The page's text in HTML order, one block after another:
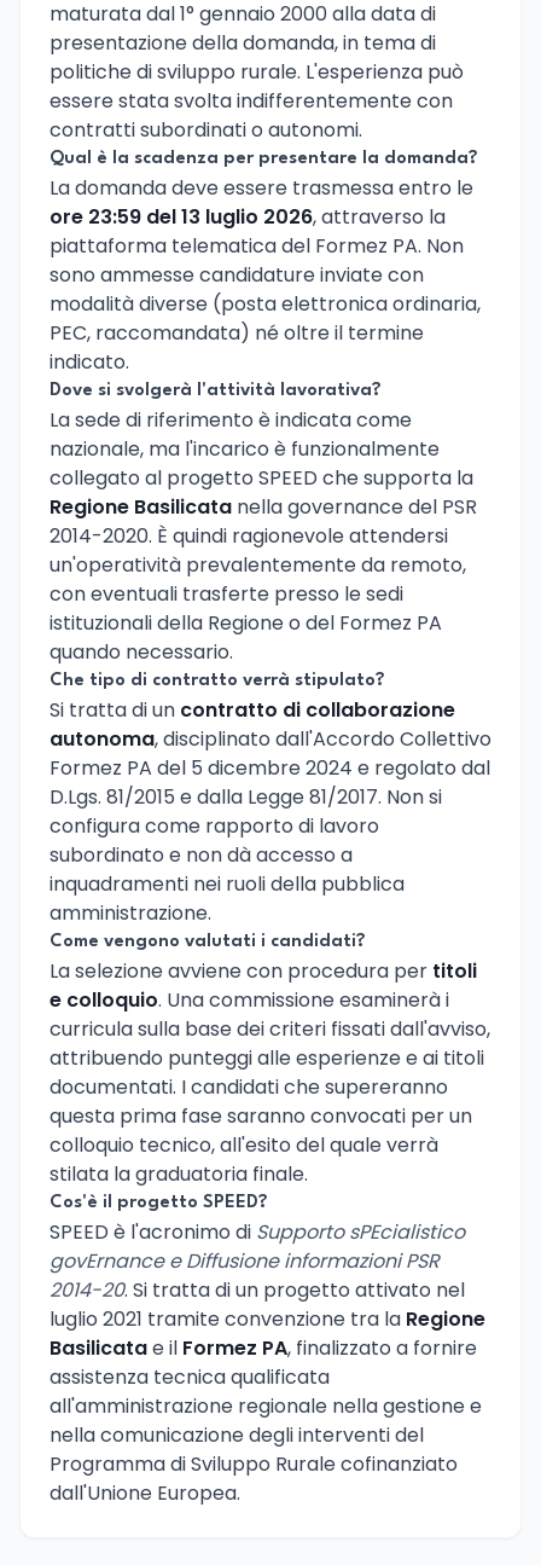
maturata dal 1° gennaio 2000 alla data di
presentazione della domanda, in tema di
politiche di sviluppo rurale. L'esperienza può
essere stata svolta indifferentemente con
contratti subordinati o autonomi.
Qual è la scadenza per presentare la domanda?
La domanda deve essere trasmessa entro le
ore 23:59 del 13 luglio 2026, attraverso la
piattaforma telematica del Formez PA. Non
sono ammesse candidature inviate con
modalità diverse (posta elettronica ordinaria,
PEC, raccomandata) né oltre il termine
indicato.
Dove si svolgerà l'attività lavorativa?
La sede di riferimento è indicata come
nazionale, ma l'incarico è funzionalmente
collegato al progetto SPEED che supporta la
Regione Basilicata nella governance del PSR
2014-2020. È quindi ragionevole attendersi
un'operatività prevalentemente da remoto,
con eventuali trasferte presso le sedi
istituzionali della Regione o del Formez PA
quando necessario.
Che tipo di contratto verrà stipulato?
Si tratta di un contratto di collaborazione
autonoma, disciplinato dall'Accordo Collettivo
Formez PA del 5 dicembre 2024 e regolato dal
D.Lgs. 81/2015 e dalla Legge 81/2017. Non si
configura come rapporto di lavoro
subordinato e non dà accesso a
inquadramenti nei ruoli della pubblica
amministrazione.
Come vengono valutati i candidati?
La selezione avviene con procedura per titoli
e colloquio. Una commissione esaminerà i
curricula sulla base dei criteri fissati dall'avviso,
attribuendo punteggi alle esperienze e ai titoli
documentati. I candidati che supereranno
questa prima fase saranno convocati per un
colloquio tecnico, all'esito del quale verrà
stilata la graduatoria finale.
Cos'è il progetto SPEED?
SPEED è l'acronimo di Supporto sPEcialistico
govErnance e Diffusione informazioni PSR
2014-20. Si tratta di un progetto attivato nel
luglio 2021 tramite convenzione tra la Regione
Basilicatae il Formez PA, finalizzato a fornire
assistenza tecnica qualificata
all'amministrazione regionale nella gestione e
nella comunicazione degli interventi del
Programma di Sviluppo Rurale cofinanziato
dall'Unione Europea.